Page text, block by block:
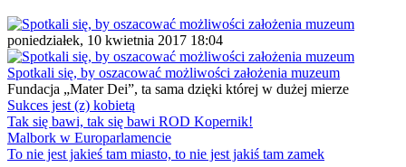
poniedziałek, 10 kwietnia 2017 18:04
Spotkali się, by oszacować możliwości założenia muzeum
Fundacja „Mater Dei”, ta sama dzięki której w dużej mierze
Sukces jest (z) kobietą
Tak się bawi, tak się bawi ROD Kopernik!
Malbork w Europarlamencie
To nie jest jakieś tam miasto, to nie jest jakiś tam zamek